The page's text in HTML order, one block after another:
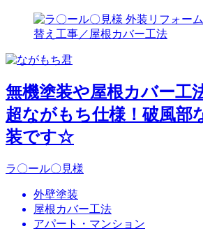
無機塗装や屋根カバー工
超ながもち仕様！破風部
装です☆
ラ〇ール〇見様
外壁塗装
屋根カバー工法
アパート・マンション